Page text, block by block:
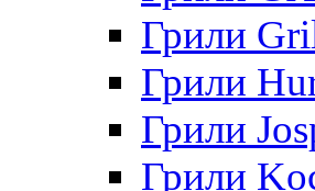
Грили
Грили
Грили
Грили